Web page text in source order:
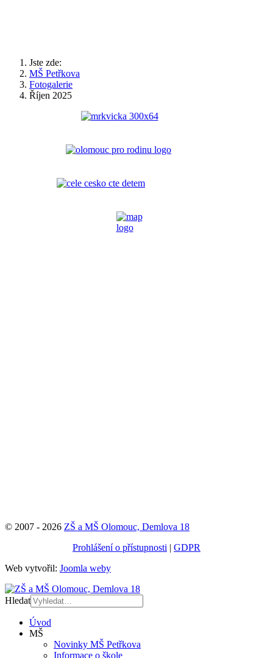
Jste zde:
MŠ Petřkova
Fotogalerie
Říjen 2025
© 2007 - 2026 ZŠ a MŠ Olomouc, Demlova 18
Prohlášení o přístupnosti | GDPR
Web vytvořil: Joomla weby
Hledat
Úvod
MŠ
Novinky MŠ Petřkova
Informace o škole